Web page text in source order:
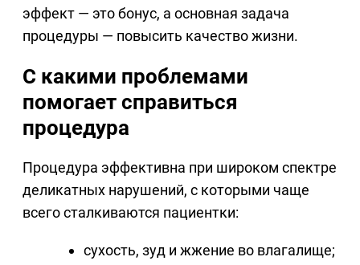
эффект — это бонус, а основная задача
процедуры — повысить качество жизни.
С какими проблемами
помогает справиться
процедура
Процедура эффективна при широком спектре
деликатных нарушений, с которыми чаще
всего сталкиваются пациентки:
сухость, зуд и жжение во влагалище;